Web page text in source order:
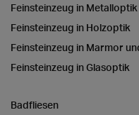
Feinsteinzeug in Metalloptik
Feinsteinzeug in Holzoptik
Feinsteinzeug in Marmor
Feinsteinzeug in Glasoptik
Badfliesen